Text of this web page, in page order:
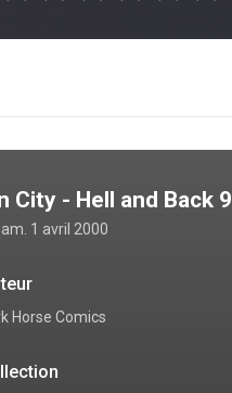
City - Hell and Back 9
1 avril 2000
Horse Comics